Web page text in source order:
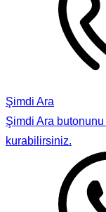
Şimdi Ara
Şimdi Ara butonunu
kurabilirsiniz.